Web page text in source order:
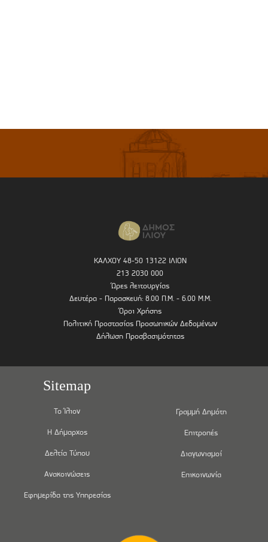
ΚΑΛΧΟΥ 48-50 13122 ΙΛΙΟΝ
213 2030 000
Ώρες λειτουργίας
Δευτέρα - Παρασκευή: 8.00 Π.Μ. - 6.00 Μ.Μ.
Όροι Χρήσης
Πολιτική Προστασίας Προσωπικών Δεδομένων
Δήλωση Προσβασιμότητας
Sitemap
Το Ίλιον
Η Δήμαρχος
Δελτία Τύπου
Ανακοινώσεις
Εφημερίδα της Υπηρεσίας
Γραμμή Δημότη
Επιτροπές
Διαγωνισμοί
Επικοινωνία